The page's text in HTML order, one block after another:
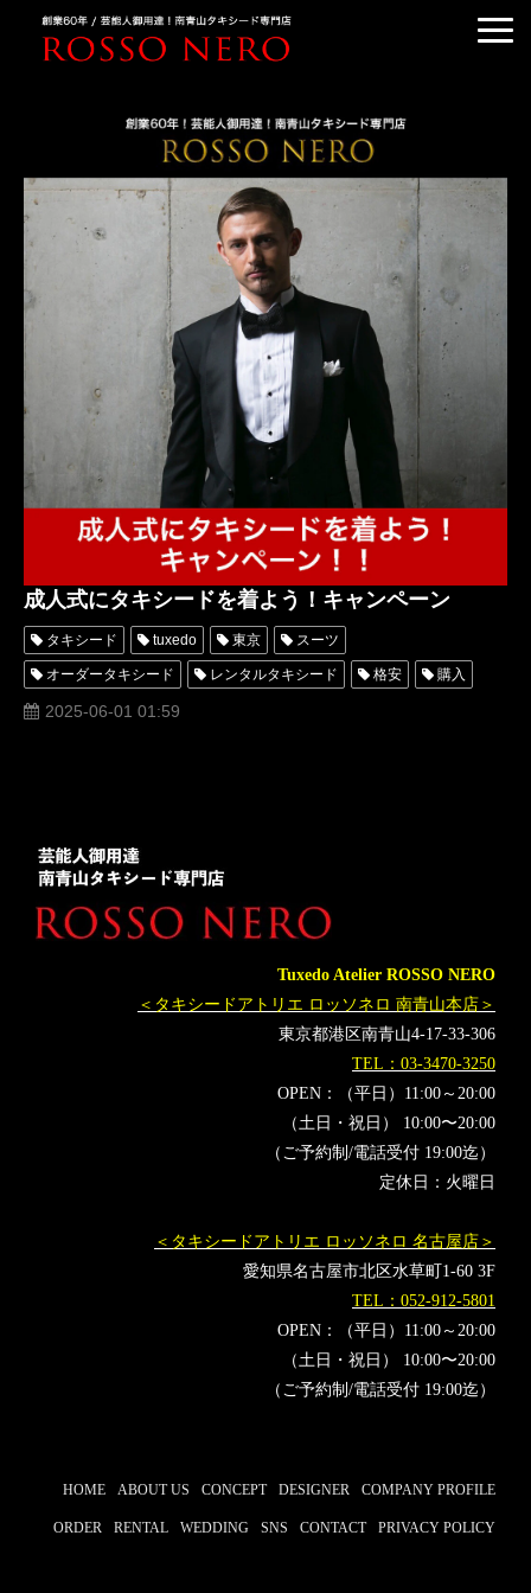
TUXEDO RENTAL
TUXEDO RANKING
KIMONO DRESS
CUSTOMER'S VOICE
COLUMN &BLOG
ABOUT US
ACCESS
成人式にタキシードを着よう！キャンペーン
タキシード tuxedo 東京 スーツ
オーダータキシード レンタルタキシード 格安 購入
名古屋 横浜
2025-06-01 01:59
Tuxedo Atelier ROSSO NERO
＜タキシードアトリエ ロッソネロ 南青山本店＞
東京都港区南青山4-17-33-306
TEL：03-3470-3250
OPEN：（平日）11:00～20:00
（土日・祝日） 10:00〜20:00
（ご予約制/電話受付 19:00迄）
定休日：火曜日
＜タキシードアトリエ ロッソネロ 名古屋店＞
愛知県名古屋市北区水草町1-60 3F
TEL：052-912-5801
OPEN：（平日）11:00～20:00
（土日・祝日） 10:00〜20:00
（ご予約制/電話受付 19:00迄）
HOME ABOUT US CONCEPT DESIGNER COMPANY PROFILE
ORDER RENTAL WEDDING SNS CONTACT PRIVACY POLICY